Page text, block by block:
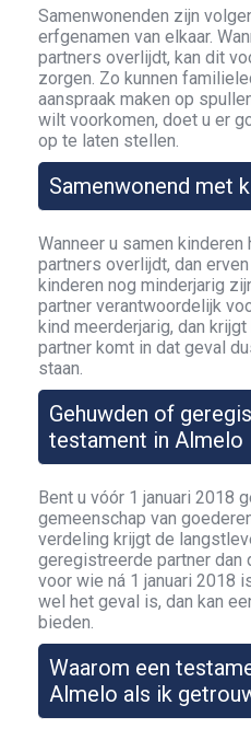
Samenwonenden zijn
erfgenamen van elkaar.
partners overlijdt, kan dit
zorgen. Zo kunnen
aanspraak maken op
wilt voorkomen, doet u er
op te laten stellen.
Samenwonend met
Wanneer u samen
partners overlijdt, dan
kinderen nog minderjarig
partner verantwoordelijk
kind meerderjarig, dan
partner komt in dat geval
staan.
Gehuwden of
testament in Almelo
Bent u vóór 1 januari 2018
gemeenschap van
verdeling krijgt de
geregistreerde partner
voor wie ná 1 januari 2018
wel het geval is, dan kan
bieden.
Waarom een
Almelo als ik